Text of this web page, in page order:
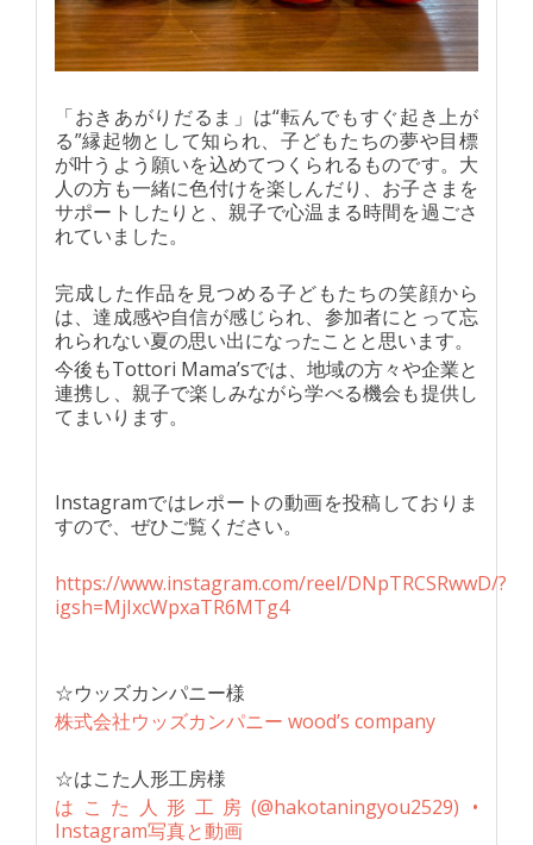
「おきあがりだるま」は“転んでもすぐ起き上が
る”縁起物として知られ、子どもたちの夢や目標
が叶うよう願いを込めてつくられるものです。大
人の方も一緒に色付けを楽しんだり、お子さまを
サポートしたりと、親子で心温まる時間を過ごさ
れていました。
完成した作品を見つめる子どもたちの笑顔から
は、達成感や自信が感じられ、参加者にとって忘
れられない夏の思い出になったことと思います。
今後もTottori Mama’sでは、地域の方々や企業と
連携し、親子で楽しみながら学べる機会も提供し
てまいります。
Instagramではレポートの動画を投稿しておりま
すので、ぜひご覧ください。
https://www.instagram.com/reel/DNpTRCSRwwD/?
igsh=MjIxcWpxaTR6MTg4
☆ウッズカンパニー様
株式会社ウッズカンパニー wood’s company
☆はこた人形工房様
はこた人形工房(@hakotaningyou2529) •
Instagram写真と動画